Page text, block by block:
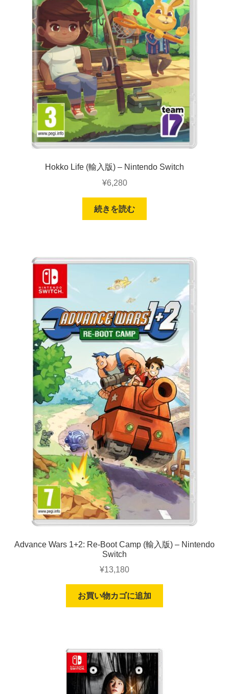
Hokko Life (輸入版) – Nintendo Switch
¥6,280
続きを読む
Advance Wars 1+2: Re-Boot Camp (輸入版) – Nintendo
Switch
¥13,180
お買い物カゴに追加